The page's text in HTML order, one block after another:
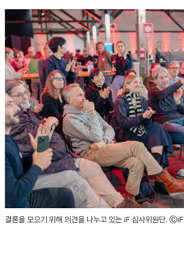
결론을 모으기 위해 의견을 나누고 있는 iF 심사위원단. ⒸiF